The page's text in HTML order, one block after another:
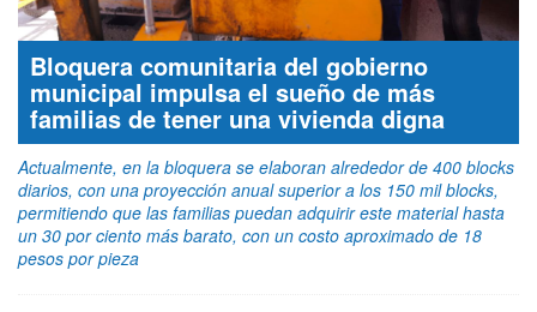
Bloquera comunitaria del gobierno
municipal impulsa el sueño de más
familias de tener una vivienda digna
Actualmente, en la bloquera se elaboran alrededor de 400 blocks
diarios, con una proyección anual superior a los 150 mil blocks,
permitiendo que las familias puedan adquirir este material hasta
un 30 por ciento más barato, con un costo aproximado de 18
pesos por pieza